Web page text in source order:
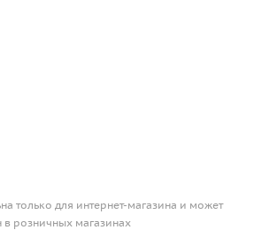
только для интернет-магазина и может
в розничных магазинах